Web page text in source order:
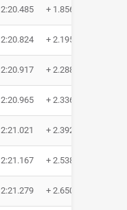
2:20.485 + 1.856
2:20.824 + 2.195
2:20.917 + 2.288
2:20.965 + 2.336
2:21.021 + 2.392
2:21.167 + 2.538
2:21.279 + 2.650